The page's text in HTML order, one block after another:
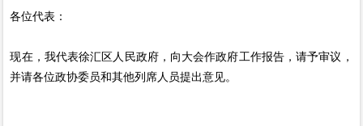
各位代表：
现在，我代表徐汇区人民政府，向大会作政府工作报告，请予审议，
并请各位政协委员和其他列席人员提出意见。